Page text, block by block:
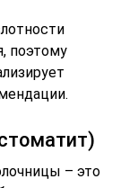
поэтому
– это